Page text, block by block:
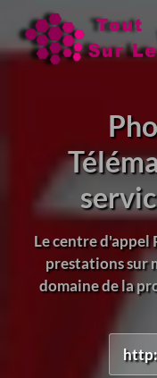
Le centre d'appel
prestations sur
domaine de la